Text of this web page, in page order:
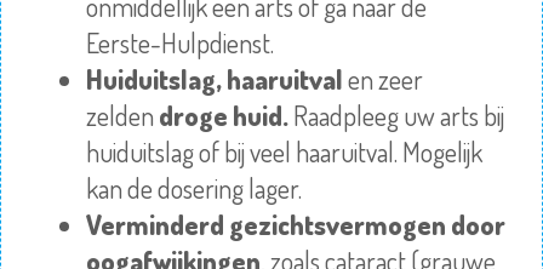
Eerste-Hulpdienst.
Huiduitslag,haaruitvalen zeer
zelden droge huid.Raadpleeguw arts bij
huiduitslag of bij veel haaruitval. Mogelijk
kan dedoseringlager.
Verminderd gezichtsvermogen door
oogafwijkingen, zoals cataract (grauwe